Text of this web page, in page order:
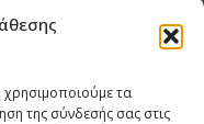
χρησιμοποιούμε τα
της σύνδεσής σας στις